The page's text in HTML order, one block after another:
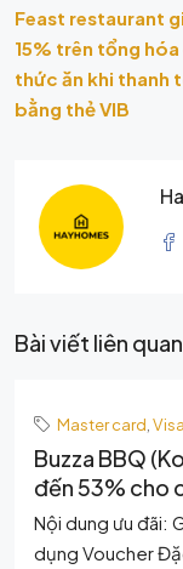
Feast restaurant
15% trên tổng hóa
thức ăn khi thanh
bằng thẻ VIB
Bài viết liên quan
Master card
Buzza BBQ
đến 53% cho
Nội dung ưu đãi:
dụng Voucher